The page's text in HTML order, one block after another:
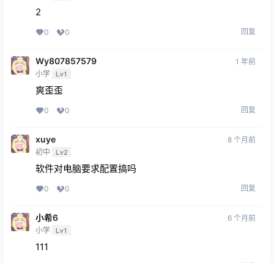
2
0 0 回复
Wy807857579
小学 Lv1
1 年前
爽歪歪
0 0 回复
xuye
初中 Lv2
8 个月前
软件对电脑要求配置搞吗
0 0 回复
小希6
小学 Lv1
6 个月前
111